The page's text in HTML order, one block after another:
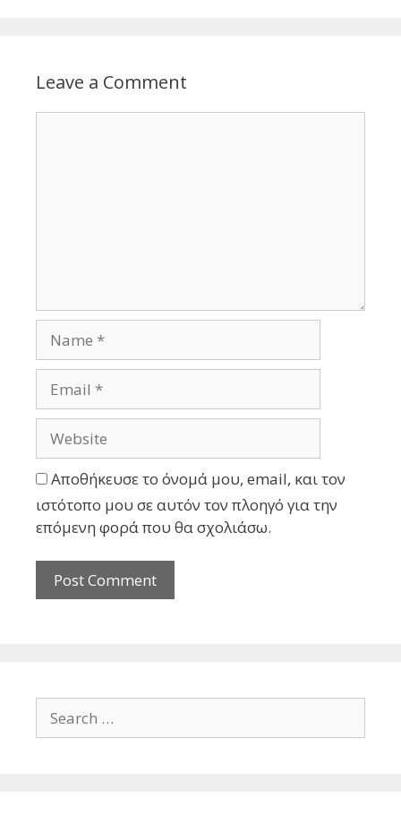
Leave a Comment
Αποθήκευσε το όνομά μου, email, και τον
ιστότοπο μου σε αυτόν τον πλοηγό για την
επόμενη φορά που θα σχολιάσω.
Search
for: